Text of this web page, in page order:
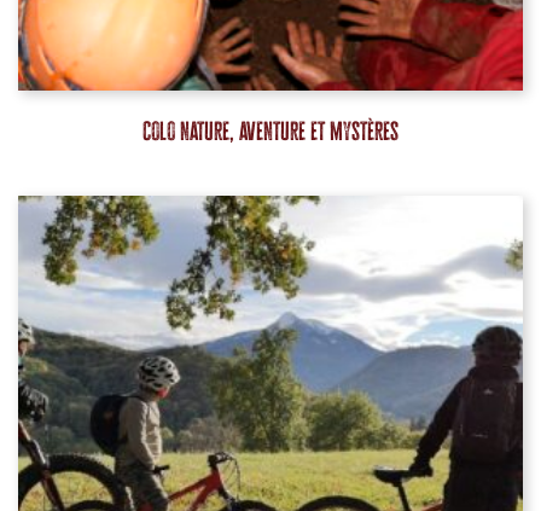
Colo nature, aventure et mystères